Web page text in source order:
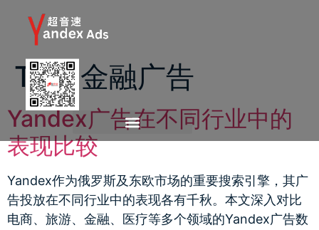
Tag:金融广告
Yandex广告在不同行业中的
表现比较
Yandex作为俄罗斯及东欧市场的重要搜索引擎，其广
告投放在不同行业中的表现各有千秋。本文深入对比
电商、旅游、金融、医疗等多个领域的Yandex广告数